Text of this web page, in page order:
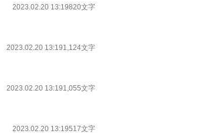
2023.02.20 13:19820文字
2023.02.20 13:191,124文字
2023.02.20 13:191,055文字
2023.02.20 13:19517文字